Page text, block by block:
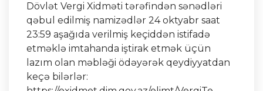
Dövlət Vergi Xidməti tərəfindən sənədləri
qəbul edilmiş namizədlər 24 oktyabr saat
23:59 aşağıda verilmiş keçiddən istifadə
etməklə imtahanda iştirak etmək üçün
lazım olan məbləği ödəyərək qeydiyyatdan
keçə bilərlər: